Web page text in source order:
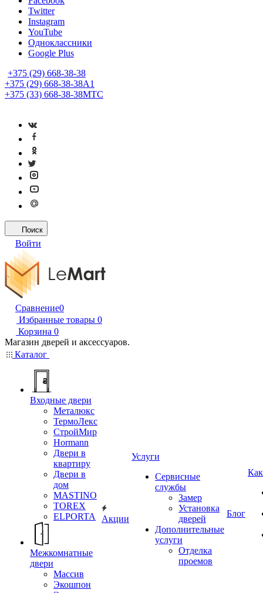
Twitter
Instagram
YouTube
Одноклассники
Google Plus
+375 (29) 668-38-38
+375 (29) 668-38-38A1
+375 (33) 668-38-38МТС
Поиск
Войти
Сравнение0
Избранные товары 0
Корзина 0
Магазин дверей и аксессуаров.
Каталог
Входные двери
Металюкс
ТермоЛекс
СтройМир
Hormann
Двери в
квартиру
Двери в
дом
MASTINO
TOREX
ELPORTA
Межкомнатные
двери
Массив
Экошпон
Акции
Услуги
Сервисные
службы
Замер
Установка
дверей
Дополнительные
услуги
Отделка
проемов
Блог